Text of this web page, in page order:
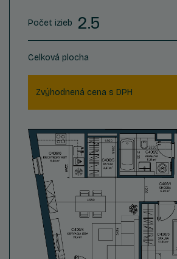
Počet izieb 2.5
Celková plocha
Zvýhodnená cena s DPH